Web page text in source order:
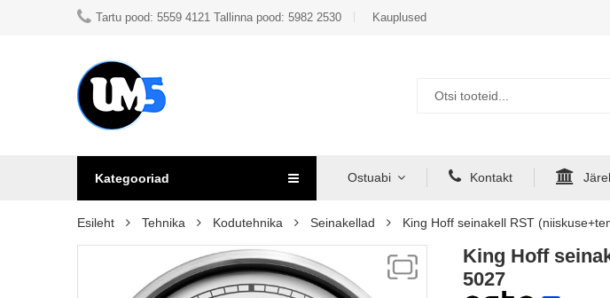
Tartu pood: 5559 4121 Tallinna pood: 5982 2530 Kauplused
Kategooriad Ostuabi Kontakt
Esileht Tehnika Kodutehnika Seinakellad King Hoff seinakell RST
King Hoff
5027